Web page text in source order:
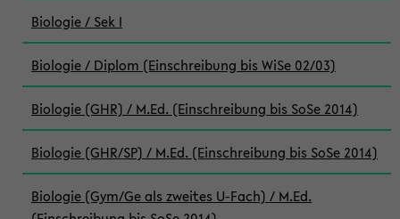
Biologie / Sek I
Biologie / Diplom (Einschreibung bis WiSe 02/03)
Biologie (GHR) / M.Ed. (Einschreibung bis SoSe 2014)
Biologie (GHR/SP) / M.Ed. (Einschreibung bis SoSe 2014)
Biologie (Gym/Ge als zweites U-Fach) / M.Ed.